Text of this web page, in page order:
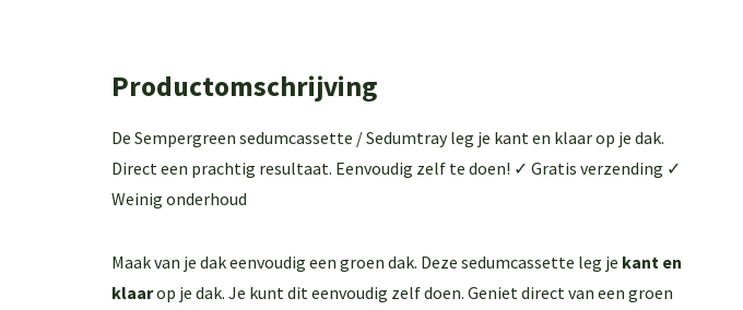
Productomschrijving
De Sempergreen sedumcassette / Sedumtray leg je kant en klaar op je dak.
Direct een prachtig resultaat. Eenvoudig zelf te doen! ✓ Gratis verzending ✓
Weinig onderhoud
Maak van je dak eenvoudig een groen dak. Deze sedumcassette leg je kant en
klaarop je dak. Je kunt dit eenvoudig zelf doen. Geniet direct van een groen